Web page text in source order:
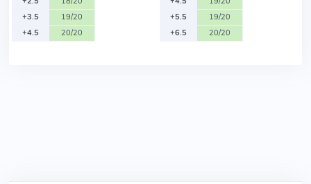
+3.5
19/20
+4.5
20/20
+5.5
19/20
+6.5
20/20